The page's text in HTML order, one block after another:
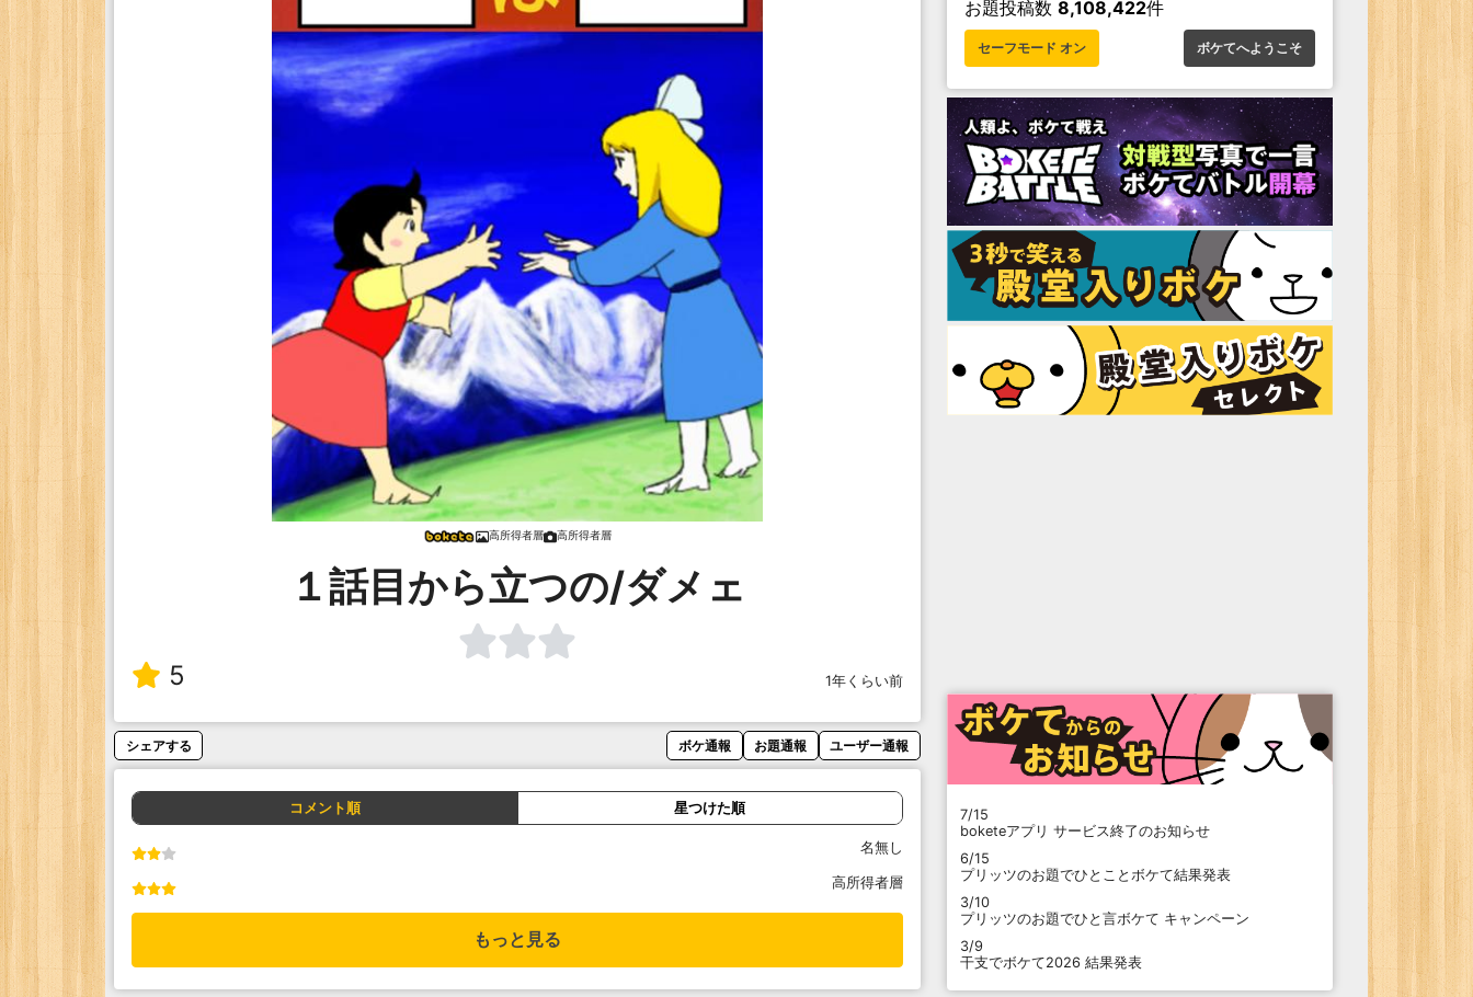
高所得者層 高所得者層
１話目から立つの/ダメェ
5 1年くらい前
シェアする ボケ通報 お題通報 ユーザー通報
コメント順 星つけた順
名無し
高所得者層
もっと見る
お題投稿数 8,108,422件
セーフモード オン ボケてへようこそ
7/15
boketeアプリ サービス終了のお知らせ
6/15
プリッツのお題でひとことボケて結果発表
3/10
プリッツのお題でひと言ボケて キャンペーン
3/9
干支でボケて2026 結果発表